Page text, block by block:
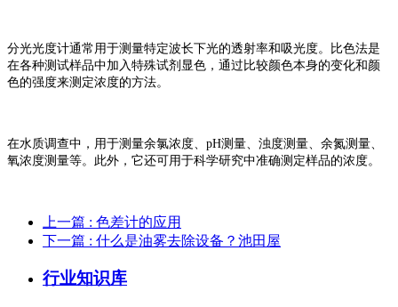
分光光度计通常用于测量特定波长下光的透射率和吸光度。比色法是
在各种测试样品中加入特殊试剂显色，通过比较颜色本身的变化和颜
色的强度来测定浓度的方法。
在水质调查中，用于测量余氯浓度、pH测量、浊度测量、余氮测量、
氧浓度测量等。此外，它还可用于科学研究中准确测定样品的浓度。
上一篇 : 色差计的应用
下一篇 : 什么是油雾去除设备？池田屋
行业知识库